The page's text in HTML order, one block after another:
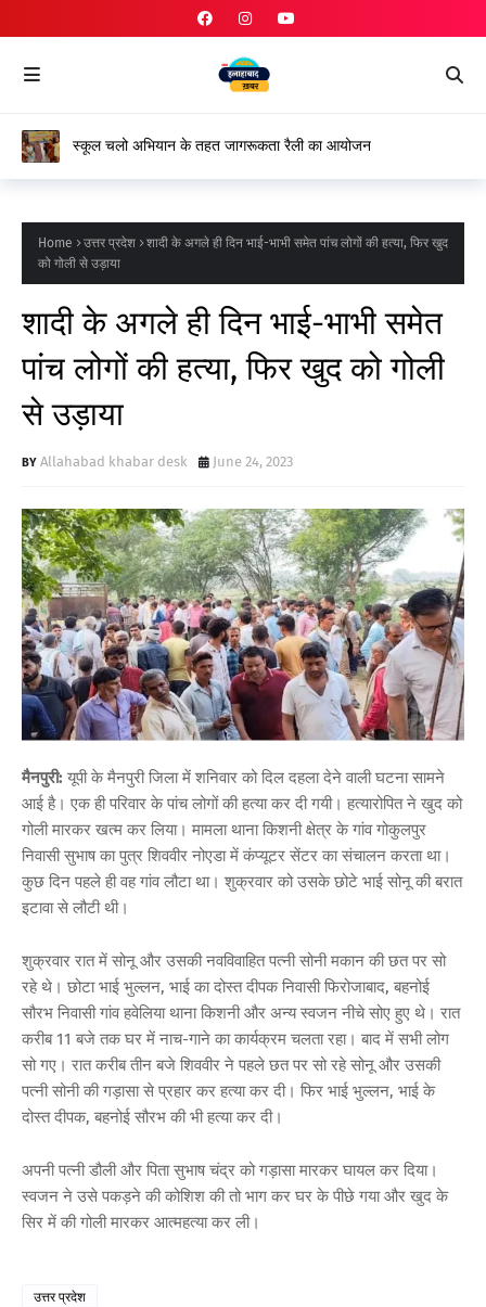
प्रयागराज में ट्रिपल मर्डर: एक ही परिवार के तीन लोगों की निर्मम हत्या,
Home उत्तर प्रदेश
शादी के अगले ही दिन भाई-भाभी समेत पांच लोगों की हत्या, फिर खुद
को गोली से उड़ाया
शादी के अगले ही दिन भाई-भाभी समेत
पांच लोगों की हत्या, फिर खुद को गोली
से उड़ाया
Allahabad khabar desk June 24, 2023
मैनपुरी: यूपी के मैनपुरी जिला में शनिवार को दिल दहला देने वाली घटना सामने
आई है। एक ही परिवार के पांच लोगों की हत्या कर दी गयी। हत्यारोपित ने खुद को
गोली मारकर खत्म कर लिया। मामला थाना किशनी क्षेत्र के गांव गोकुलपुर
निवासी सुभाष का पुत्र शिववीर नोएडा में कंप्यूटर सेंटर का संचालन करता था।
कुछ दिन पहले ही वह गांव लौटा था। शुक्रवार को उसके छोटे भाई सोनू की बरात
इटावा से लौटी थी।
शुक्रवार रात में सोनू और उसकी नवविवाहित पत्नी सोनी मकान की छत पर सो
रहे थे। छोटा भाई भुल्लन, भाई का दोस्त दीपक निवासी फिरोजाबाद, बहनोई
सौरभ निवासी गांव हवेलिया थाना किशनी और अन्य स्वजन नीचे सोए हुए थे। रात
करीब 11 बजे तक घर में नाच-गाने का कार्यक्रम चलता रहा। बाद में सभी लोग
सो गए। रात करीब तीन बजे शिववीर ने पहले छत पर सो रहे सोनू और उसकी
पत्नी सोनी की गड़ासा से प्रहार कर हत्या कर दी। फिर भाई भुल्लन, भाई के
दोस्त दीपक, बहनोई सौरभ की भी हत्या कर दी।
अपनी पत्नी डौली और पिता सुभाष चंद्र को गड़ासा मारकर घायल कर दिया।
स्वजन ने उसे पकड़ने की कोशिश की तो भाग कर घर के पीछे गया और खुद के
सिर में की गोली मारकर आत्महत्या कर ली।
उत्तर प्रदेश